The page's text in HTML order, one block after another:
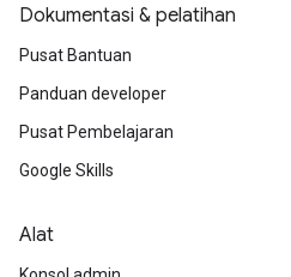
Dokumentasi & pelatihan
Pusat Bantuan
Panduan developer
Pusat Pembelajaran
Google Skills
Alat